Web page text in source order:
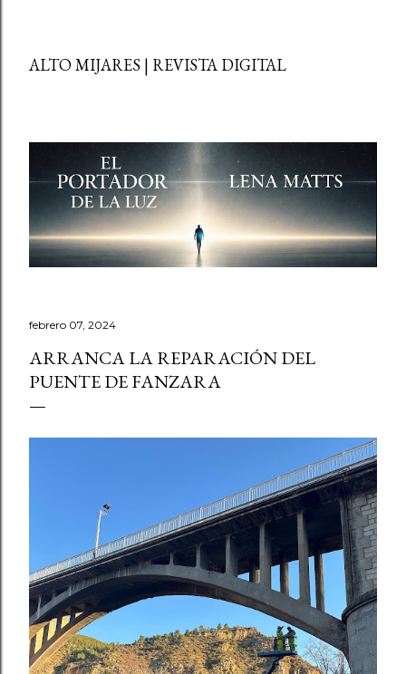
ALTO MIJARES | REVISTA DIGITAL
febrero 07, 2024
ARRANCA LA REPARACIÓN DEL
PUENTE DE FANZARA